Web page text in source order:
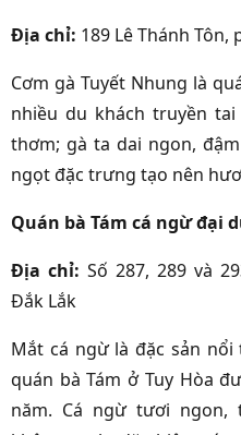
Địa chỉ: 189 Lê Thánh Tôn,
Cơm gà Tuyết Nhung là
nhiều du khách truyền
thơm; gà ta dai ngon,
ngọt đặc trưng tạo nên
Quán bà Tám cá ngừ đại
Địa chỉ: Số 287, 289 và
Đắk Lắk
Mắt cá ngừ là đặc sản
quán bà Tám ở Tuy Hòa
năm. Cá ngừ tươi ngon,